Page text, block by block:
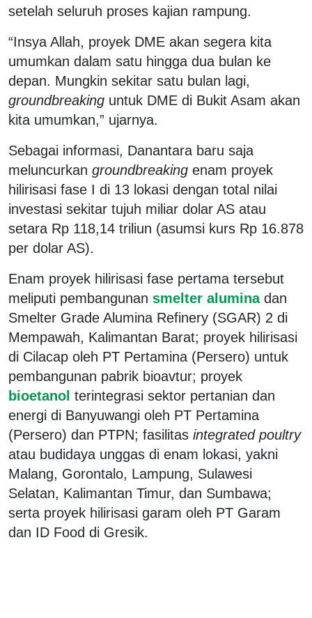
setelah seluruh proses kajian rampung.
“Insya Allah, proyek DME akan segera kita
umumkan dalam satu hingga dua bulan ke
depan. Mungkin sekitar satu bulan lagi,
groundbreaking untuk DME di Bukit Asam akan
kita umumkan,” ujarnya.
Sebagai informasi, Danantara baru saja
meluncurkan groundbreaking enam proyek
hilirisasi fase I di 13 lokasi dengan total nilai
investasi sekitar tujuh miliar dolar AS atau
setara Rp 118,14 triliun (asumsi kurs Rp 16.878
per dolar AS).
Enam proyek hilirisasi fase pertama tersebut
meliputi pembangunan smelter alumina dan
Smelter Grade Alumina Refinery (SGAR) 2 di
Mempawah, Kalimantan Barat; proyek hilirisasi
di Cilacap oleh PT Pertamina (Persero) untuk
pembangunan pabrik bioavtur; proyek
bioetanol terintegrasi sektor pertanian dan
energi di Banyuwangi oleh PT Pertamina
(Persero) dan PTPN; fasilitas integrated poultry
atau budidaya unggas di enam lokasi, yakni
Malang, Gorontalo, Lampung, Sulawesi
Selatan, Kalimantan Timur, dan Sumbawa;
serta proyek hilirisasi garam oleh PT Garam
dan ID Food di Gresik.